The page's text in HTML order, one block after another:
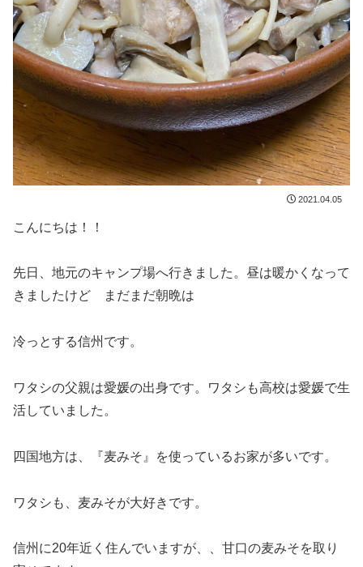
2021.04.05
こんにちは！！
先日、地元のキャンプ場へ行きました。昼は暖かくなって
きましたけど まだまだ朝晩は
冷っとする信州です。
ワタシの父親は愛媛の出身です。ワタシも高校は愛媛で生
活していました。
四国地方は、『麦みそ』を使っているお家が多いです。
ワタシも、麦みそが大好きです。
信州に20年近く住んでいますが、、甘口の麦みそを取り